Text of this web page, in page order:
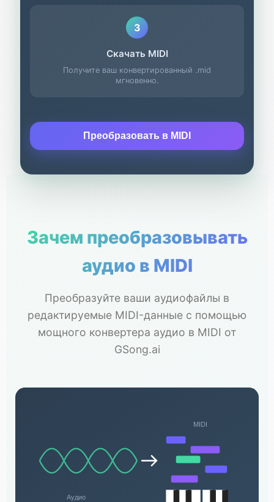
3
Скачать MIDI
Получите ваш конвертированный .mid
мгновенно.
Преобразовать в MIDI
Зачем преобразовывать
аудио в MIDI
Преобразуйте ваши аудиофайлы в
редактируемые MIDI-данные с помощью
мощного конвертера аудио в MIDI от
GSong.ai
Аудио
MIDI